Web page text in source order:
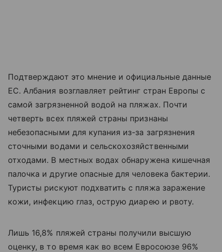
Подтверждают это мнение и официальные данные
ЕС. Албания возглавляет рейтинг стран Европы с
самой загрязненной водой на пляжах. Почти
четверть всех пляжей страны признаны
небезопасными для купания из-за загрязнения
сточными водами и сельскохозяйственными
отходами. В местных водах обнаружена кишечная
палочка и другие опасные для человека бактерии.
Туристы рискуют подхватить с пляжа заражение
кожи, инфекцию глаз, острую диарею и рвоту.
Лишь 16,8% пляжей страны получили высшую
оценку, в то время как во всем Евросоюзе 96%